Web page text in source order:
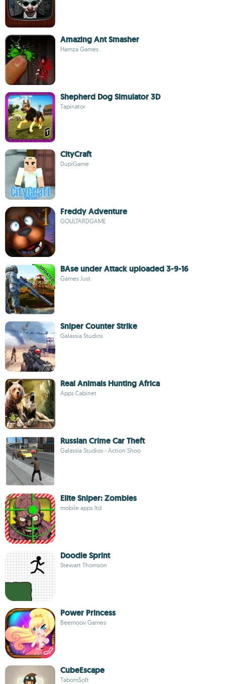
Amazing Ant Smasher
Hamza Games
Shepherd Dog Simulator 3D
Tapinator
CityCraft
DupiGame
Freddy Adventure
GOULTARDGAME
BAse under Attack uploaded 3-9-16
Games Just
Sniper Counter Strike
Galassia Studios
Real Animals Hunting Africa
Apps Cabinet
Russian Crime Car Theft
Galassia Studios - Action Shoo
Elite Sniper: Zombies
mobile apps ltd
Doodle Sprint
Stewart Thomson
Power Princess
Beemoov Games
CubeEscape
TabomSoft